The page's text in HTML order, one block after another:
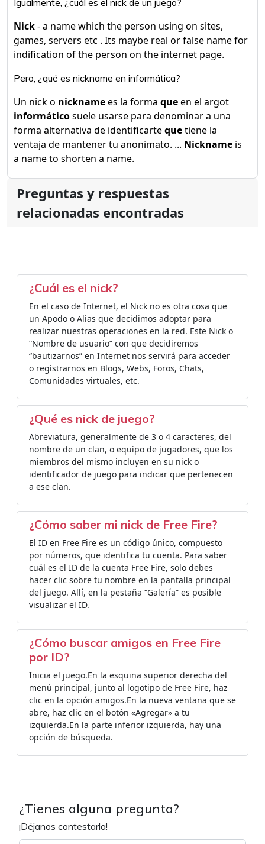
Igualmente, ¿cuál es el nick de un juego?
Nick- a name which the person using on sites,
games, servers etc . Its maybe real or false name for
indification of the person on the internet page.
Pero, ¿qué es nickname en informática?
Un nick o nicknamees la forma queen el argot
informáticosuele usarse para denominar a una
forma alternativa de identificartequetiene la
ventaja de mantener tu anonimato. ... Nickname is
a name to shorten a name.
Preguntas y respuestas
relacionadas encontradas
¿Cuál es el nick?
En el caso de Internet, el Nick no es otra cosa que
un Apodo o Alias que decidimos adoptar para
realizar nuestras operaciones en la red. Este Nick o
“Nombre de usuario” con que decidiremos
“bautizarnos” en Internet nos servirá para acceder
o registrarnos en Blogs, Webs, Foros, Chats,
Comunidades virtuales, etc.
¿Qué es nick de juego?
Abreviatura, generalmente de 3 o 4 caracteres, del
nombre de un clan, o equipo de jugadores, que los
miembros del mismo incluyen en su nick o
identificador de juego para indicar que pertenecen
a ese clan.
¿Cómo saber mi nick de Free Fire?
El ID en Free Fire es un código único, compuesto
por números, que identifica tu cuenta. Para saber
cuál es el ID de la cuenta Free Fire, solo debes
hacer clic sobre tu nombre en la pantalla principal
del juego. Allí, en la pestaña “Galería” es posible
visualizar el ID.
¿Cómo buscar amigos en Free Fire
por ID?
Inicia el juego.En la esquina superior derecha del
menú principal, junto al logotipo de Free Fire, haz
clic en la opción amigos.En la nueva ventana que se
abre, haz clic en el botón «Agregar» a tu
izquierda.En la parte inferior izquierda, hay una
opción de búsqueda.
¿Tienes alguna pregunta?
¡Déjanos contestarla!